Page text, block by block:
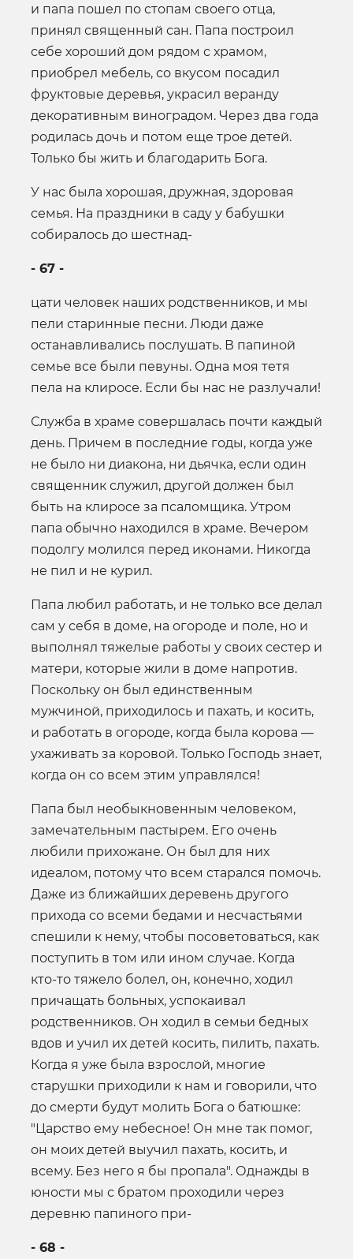
и папа пошел по стопам своего отца,
принял священный сан. Папа построил
себе хороший дом рядом с храмом,
приобрел мебель, со вкусом посадил
фруктовые деревья, украсил веранду
декоративным виноградом. Через два года
родилась дочь и потом еще трое детей.
Только бы жить и благодарить Бога.
У нас была хорошая, дружная, здоровая
семья. На праздники в саду у бабушки
собиралось до шестнад-
- 67 -
цати человек наших родственников, и мы
пели старинные песни. Люди даже
останавливались послушать. В папиной
семье все были певуны. Одна моя тетя
пела на клиросе. Если бы нас не разлучали!
Служба в храме совершалась почти каждый
день. Причем в последние годы, когда уже
не было ни диакона, ни дьячка, если один
священник служил, другой должен был
быть на клиросе за псаломщика. Утром
папа обычно находился в храме. Вечером
подолгу молился перед иконами. Никогда
не пил и не курил.
Папа любил работать, и не только все делал
сам у себя в доме, на огороде и поле, но и
выполнял тяжелые работы у своих сестер и
матери, которые жили в доме напротив.
Поскольку он был единственным
мужчиной, приходилось и пахать, и косить,
и работать в огороде, когда была корова —
ухаживать за коровой. Только Господь знает,
когда он со всем этим управлялся!
Папа был необыкновенным человеком,
замечательным пастырем. Его очень
любили прихожане. Он был для них
идеалом, потому что всем старался помочь.
Даже из ближайших деревень другого
прихода со всеми бедами и несчастьями
спешили к нему, чтобы посоветоваться, как
поступить в том или ином случае. Когда
кто-то тяжело болел, он, конечно, ходил
причащать больных, успокаивал
родственников. Он ходил в семьи бедных
вдов и учил их детей косить, пилить, пахать.
Когда я уже была взрослой, многие
старушки приходили к нам и говорили, что
до смерти будут молить Бога о батюшке:
"Царство ему небесное! Он мне так помог,
он моих детей выучил пахать, косить, и
всему. Без него я бы пропала". Однажды в
юности мы с братом проходили через
деревню папиного при-
- 68 -